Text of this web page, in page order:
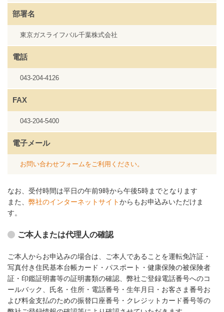
部署名
東京ガスライフバル千葉株式会社
電話
043-204-4126
FAX
043-204-5400
電子メール
お問い合わせフォームをご利用ください。
なお、受付時間は平日の午前9時から午後5時までとなります
また、 弊社のインターネットサイトからもお申込みいただけま
す。
ご本人または代理人の確認
ご本人からお申込みの場合は、ご本人であることを運転免許証・
写真付き住民基本台帳カード・パスポート・健康保険の被保険者
証・印鑑証明書等の証明書類の確認、弊社ご登録電話番号へのコ
ールバック、氏名・住所・電話番号・生年月日・お客さま番号お
よび料金支払のための振替口座番号・クレジットカード番号等の